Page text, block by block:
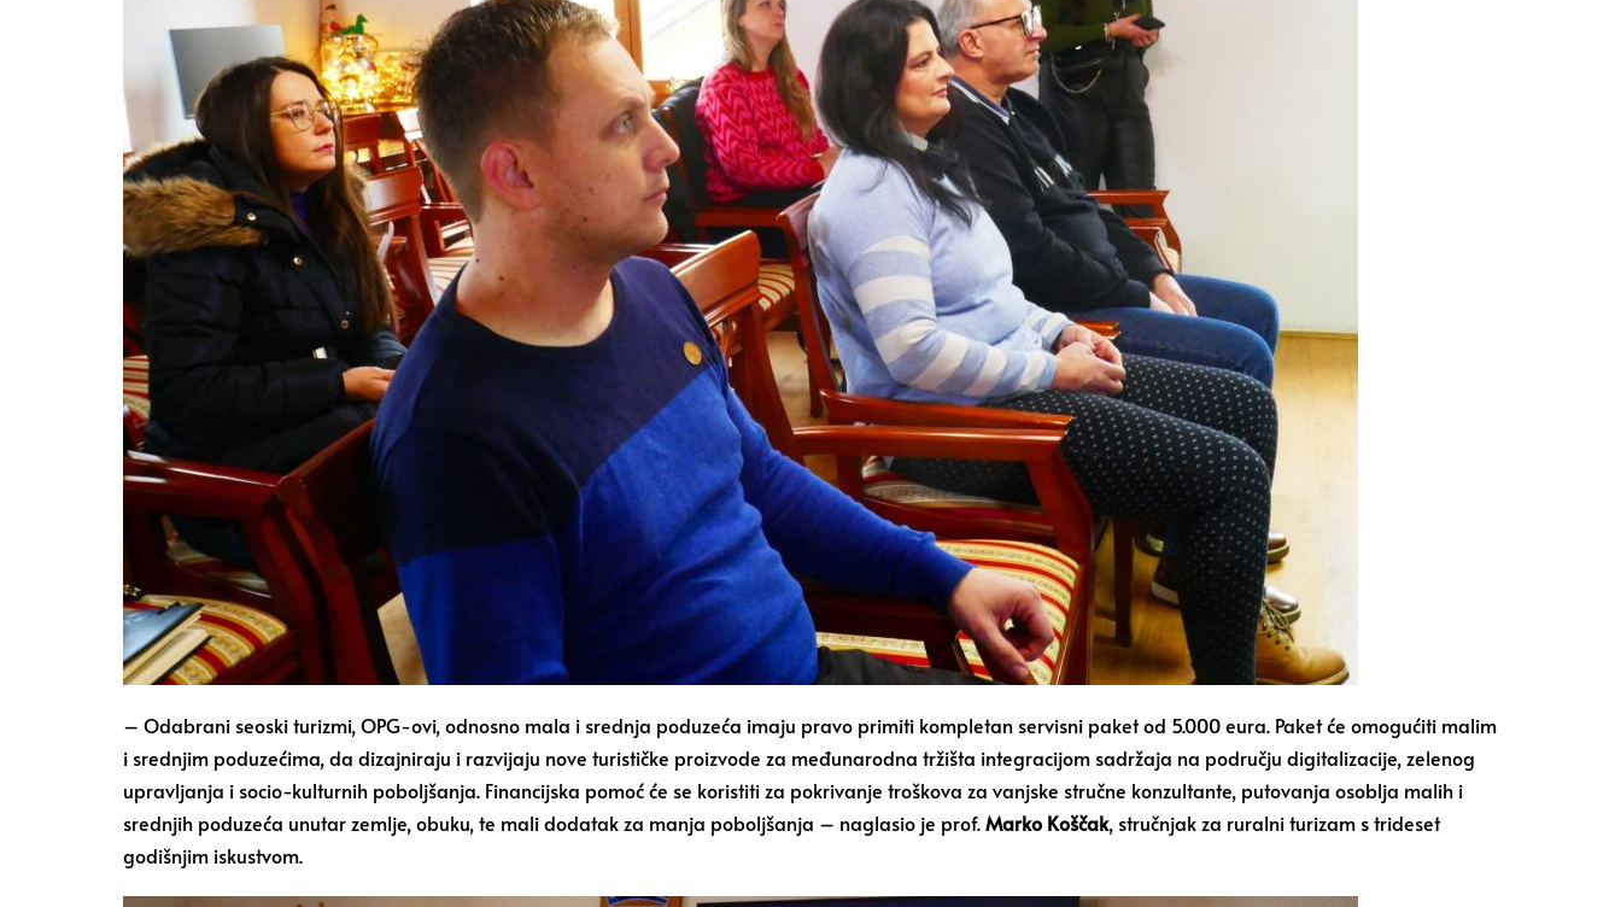
– Odabrani seoski turizmi, OPG-ovi, odnosno mala i srednja poduzeća imaju pravo primiti kompletan servisni paket od 5.000 eura. Paket će omogućiti malim
i srednjim poduzećima, da dizajniraju i razvijaju nove turističke proizvode za međunarodna tržišta integracijom sadržaja na području digitalizacije, zelenog
upravljanja i socio-kulturnih poboljšanja. Financijska pomoć će se koristiti za pokrivanje troškova za vanjske stručne konzultante, putovanja osoblja malih i
srednjih poduzeća unutar zemlje, obuku, te mali dodatak za manja poboljšanja – naglasio je prof.Marko Koščak, stručnjak za ruralni turizam s trideset
godišnjim iskustvom.